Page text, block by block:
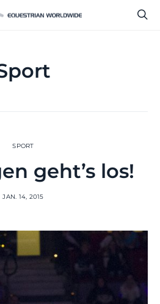
SPORT
geht’s los!
JAN. 14, 2015